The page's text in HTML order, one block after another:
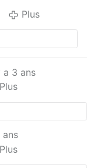
de Steve
expliquant que
d'adhérer
? Pourquoi ne
lorsque de
des tentacules
l'Église
: "Mais
s'attaquer à la
Plus
a 3 ans
Plus
ans
Plus